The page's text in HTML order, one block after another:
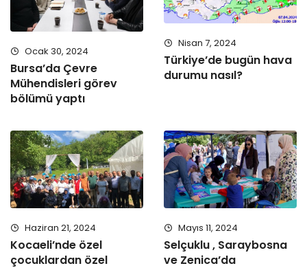
Ocak 30, 2024
Bursa’da Çevre
Mühendisleri görev
bölümü yaptı
Nisan 7, 2024
Türkiye’de bugün hava
durumu nasıl?
Haziran 21, 2024
Kocaeli’nde özel
çocuklardan özel
Mayıs 11, 2024
Selçuklu , Saraybosna
ve Zenica’da